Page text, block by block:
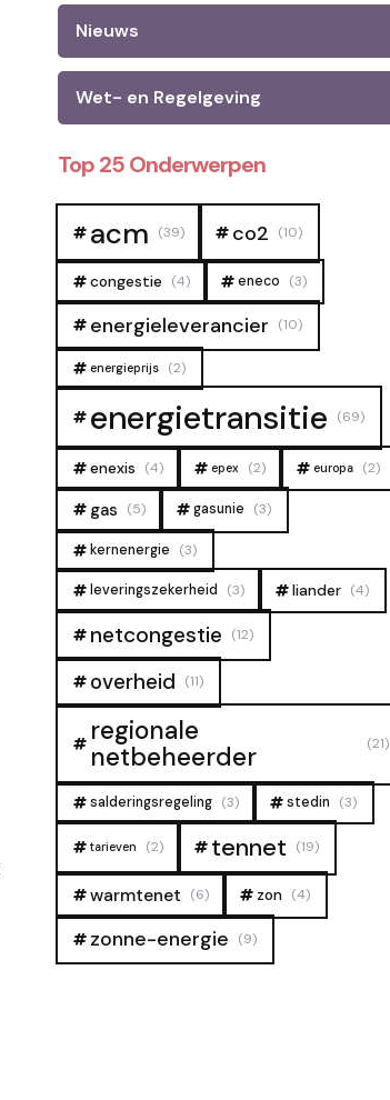
Nieuws
Wet- en Regelgeving
Top 25 Onderwerpen
acm (39) co2 (10)
congestie (4) eneco (3)
energieleverancier (10)
energieprijs (2)
energietransitie (69)
enexis (4) epex (2) europa (2)
gas (5) gasunie (3)
kernenergie (3)
leveringszekerheid (3) liander (4)
netcongestie (12)
overheid (11)
regionale
netbeheerder
(21)
salderingsregeling (3) stedin (3)
tarieven (2) tennet (19)
warmtenet (6) zon (4)
zonne-energie (9)